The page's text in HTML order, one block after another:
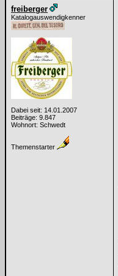
freiberger
Katalogauswendigkenner
Dabei seit: 14.01.2007
Beiträge: 9.847
Wohnort: Schwedt
Themenstarter